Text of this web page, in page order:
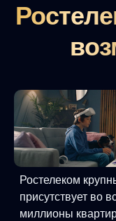
Ростелеком
присутствует во
миллионы